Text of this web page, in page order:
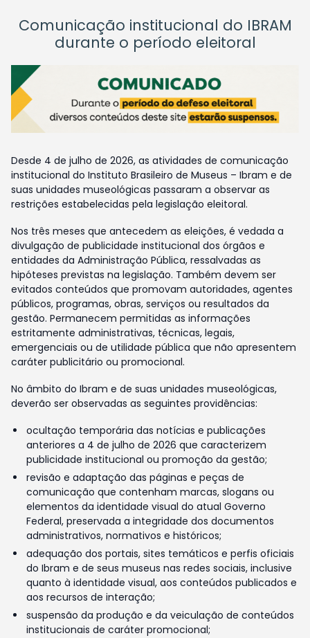
Comunicação institucional do IBRAM
durante o período eleitoral
Desde 4 de julho de 2026, as atividades de comunicação
institucional do Instituto Brasileiro de Museus – Ibram e de
suas unidades museológicas passaram a observar as
restrições estabelecidas pela legislação eleitoral.
Nos três meses que antecedem as eleições, é vedada a
divulgação de publicidade institucional dos órgãos e
entidades da Administração Pública, ressalvadas as
hipóteses previstas na legislação. Também devem ser
evitados conteúdos que promovam autoridades, agentes
públicos, programas, obras, serviços ou resultados da
gestão. Permanecem permitidas as informações
estritamente administrativas, técnicas, legais,
emergenciais ou de utilidade pública que não apresentem
caráter publicitário ou promocional.
No âmbito do Ibram e de suas unidades museológicas,
deverão ser observadas as seguintes providências:
ocultação temporária das notícias e publicações
anteriores a 4 de julho de 2026 que caracterizem
publicidade institucional ou promoção da gestão;
revisão e adaptação das páginas e peças de
comunicação que contenham marcas, slogans ou
elementos da identidade visual do atual Governo
Federal, preservada a integridade dos documentos
administrativos, normativos e históricos;
adequação dos portais, sites temáticos e perfis oficiais
do Ibram e de seus museus nas redes sociais, inclusive
quanto à identidade visual, aos conteúdos publicados e
aos recursos de interação;
suspensão da produção e da veiculação de conteúdos
institucionais de caráter promocional;